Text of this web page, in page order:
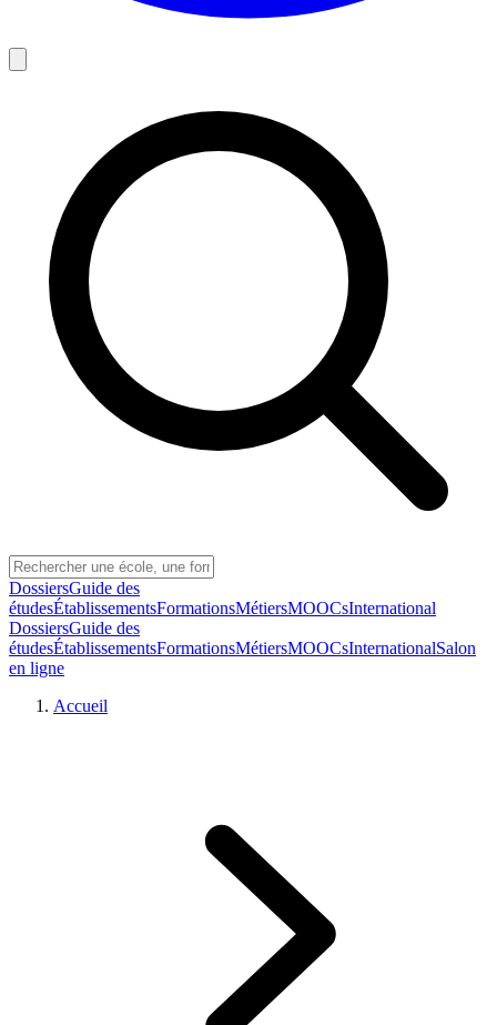
DossiersGuide des
étudesÉtablissementsFormationsMétiersMOOCsInternational
DossiersGuide des
étudesÉtablissementsFormationsMétiersMOOCsInternationalSalon
en ligne
Accueil